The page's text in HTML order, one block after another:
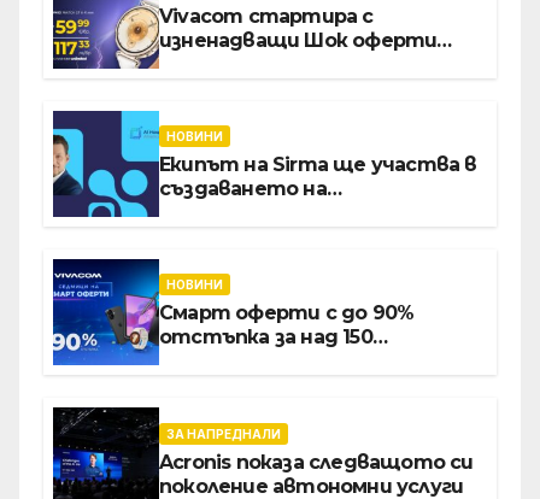
Vivacom стартира с
изненадващи Шок оферти
НОВИНИ
Екипът на Sirma ще участва в
създаването на
хотелиерството
НОВИНИ
Смарт оферти с до 90%
отстъпка за над 150
ЗА НАПРЕДНАЛИ
Acronis показа следващото си
поколение автономни услуги